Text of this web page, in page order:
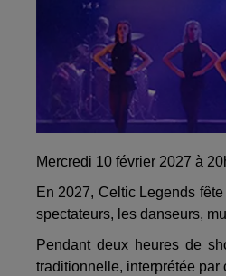
Mercredi 10 février 2027 à
En 2027, Celtic Legends
spectateurs, les danseurs,
Pendant deux heures de
traditionnelle, interprétée par